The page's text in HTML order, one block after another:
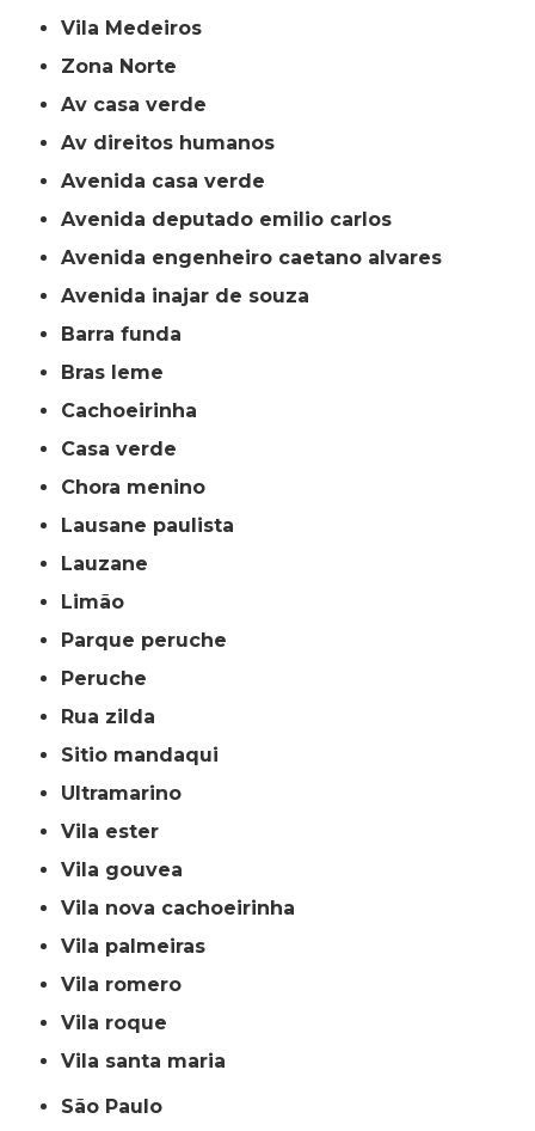
Vila Medeiros
Zona Norte
av casa verde
av direitos humanos
avenida casa verde
avenida deputado emilio carlos
avenida engenheiro caetano alvares
avenida inajar de souza
barra funda
bras leme
cachoeirinha
casa verde
chora menino
lausane paulista
lauzane
limão
parque peruche
peruche
rua zilda
sitio mandaqui
ultramarino
vila ester
vila gouvea
vila nova cachoeirinha
vila palmeiras
vila romero
vila roque
vila santa maria
São Paulo